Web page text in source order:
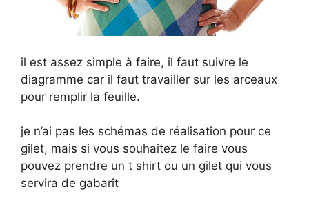
il est assez simple à faire, il faut suivre le
diagramme car il faut travailler sur les arceaux
pour remplir la feuille.
je n’ai pas les schémas de réalisation pour ce
gilet, mais si vous souhaitez le faire vous
pouvez prendre un t shirt ou un gilet qui vous
servira de gabarit